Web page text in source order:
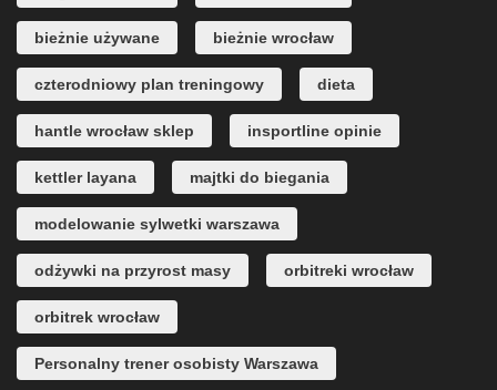
bieżnie używane bieżnie wrocław
czterodniowy plan treningowy dieta
hantle wrocław sklep insportline opinie
kettler layana majtki do biegania
modelowanie sylwetki warszawa
odżywki na przyrost masy orbitreki wrocław
orbitrek wrocław
Personalny trener osobisty Warszawa